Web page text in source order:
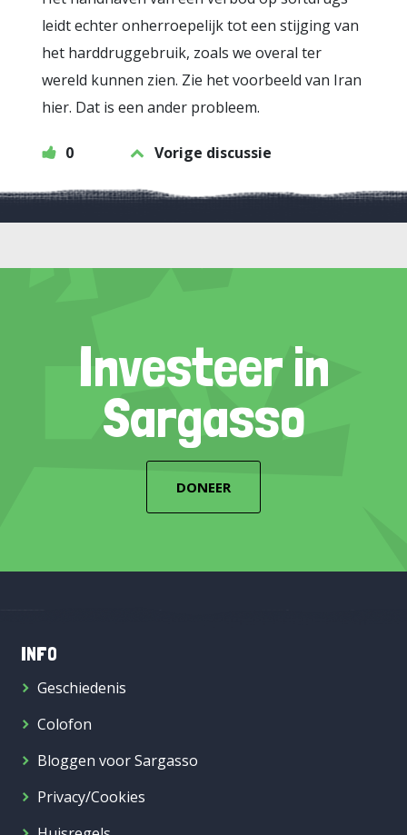
leidt echter onherroepelijk tot een stijging van
het harddruggebruik, zoals we overal ter
wereld kunnen zien. Zie het voorbeeld van Iran
hier. Dat is een ander probleem.
0 Vorige discussie
Investeer in
Sargasso
DONEER
INFO
Geschiedenis
Colofon
Bloggen voor Sargasso
Privacy/Cookies